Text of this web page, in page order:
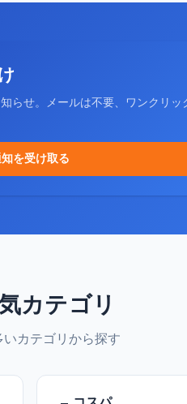
らせ。メールは不要、ワンクリッ
を受け取る
カテゴリ
カテゴリから探す